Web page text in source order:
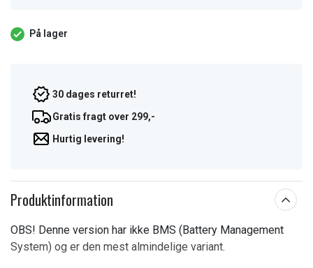
På lager
30 dages returret!
Gratis fragt over 299,-
Hurtig levering!
Produktinformation
OBS! Denne version har ikke BMS (Battery Management
System) og er den mest almindelige variant.